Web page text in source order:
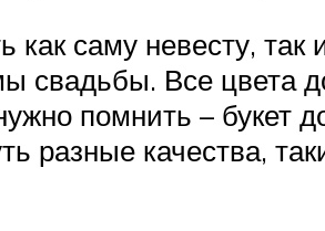
как саму невесту,
свадьбы. Все цвета
помнить – букет
разные качества,